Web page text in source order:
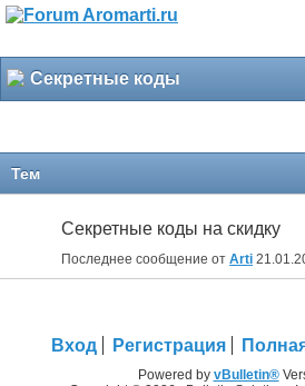
Секретные коды
Тем
Секретные коды на скидку
Последнее сообщение от Arti
Вход Регистрация
Powered by vBulletin®